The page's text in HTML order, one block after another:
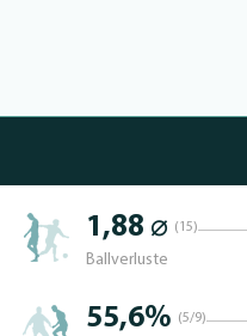
1,88 ⌀ (15)
Ballverluste
55,6% (5/9)